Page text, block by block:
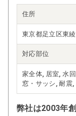
住所
東京都足立区東
対応部位
家全体, 居室, 水
窓・サッシ, 耐震
弊社は2003年